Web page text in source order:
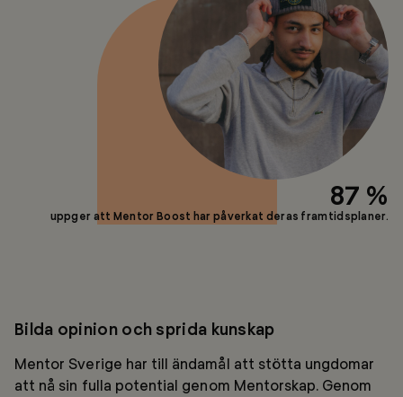
87 %
uppger att Mentor Boost har påverkat deras framtidsplaner.
Bilda opinion och sprida kunskap
Mentor Sverige har till ändamål att stötta ungdomar
att nå sin fulla potential genom Mentorskap. Genom